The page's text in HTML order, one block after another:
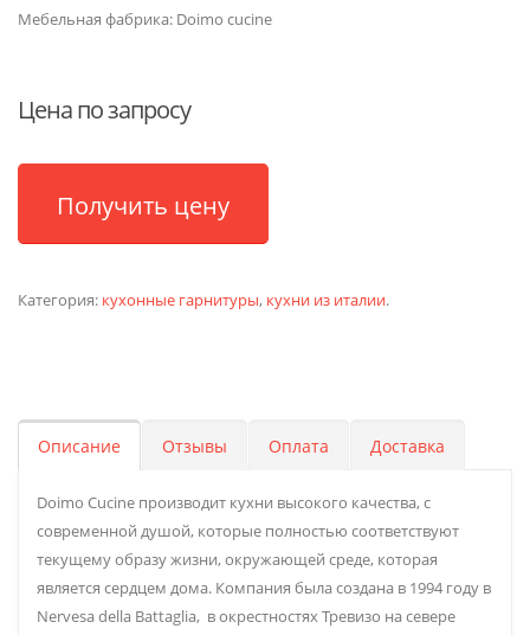
Мебельная фабрика: Doimo cucine
Цена по запросу
Получить цену
Категория: кухонные гарнитуры, кухни из италии.
Описание Отзывы Оплата Доставка
Doimo Cucine производит кухни высокого качества, с
современной душой, которые полностью соответствуют
текущему образу жизни, окружающей среде, которая
является сердцем дома. Компания была создана в 1994 году в
Nervesa della Battaglia, в окрестностях Тревизо на севере